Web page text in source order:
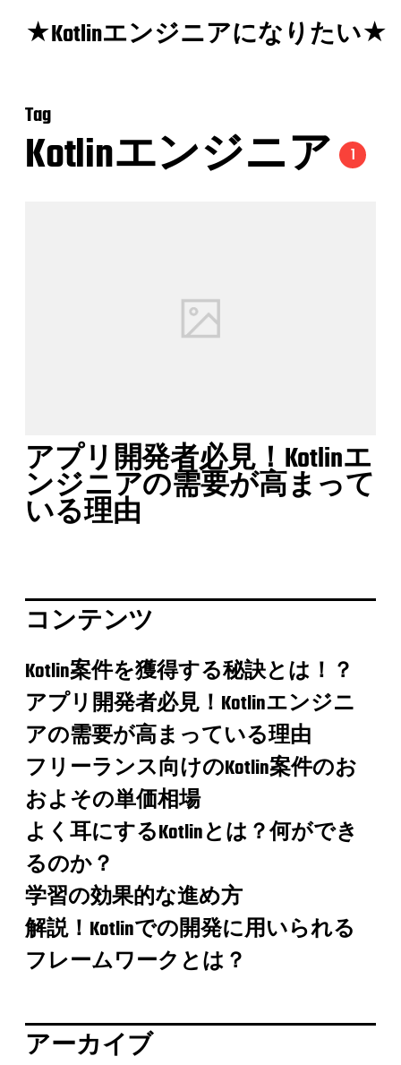
★Kotlinエンジニアになりたい★
Tag
Kotlinエンジニア 1
アプリ開発者必見！Kotlinエ
ンジニアの需要が高まって
いる理由
コンテンツ
Kotlin案件を獲得する秘訣とは！？
アプリ開発者必見！Kotlinエンジニ
アの需要が高まっている理由
フリーランス向けのKotlin案件のお
およその単価相場
よく耳にするKotlinとは？何ができ
るのか？
学習の効果的な進め方
解説！Kotlinでの開発に用いられる
フレームワークとは？
アーカイブ